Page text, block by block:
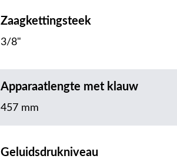
Zaagkettingsteek
3/8"
Apparaatlengte met klauw
457 mm
Geluidsdrukniveau